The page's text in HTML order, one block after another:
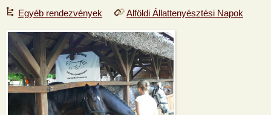
Egyéb rendezvények Alföldi Állattenyésztési Napok